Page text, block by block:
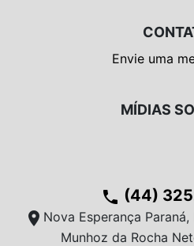
Envie uma
MÍDIAS
phone (44)
location_on Nova Esperança
Munhoz da Rocha